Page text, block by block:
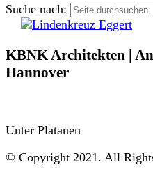
Suche nach:
KBNK Architekten |
Hannover
Unter Platanen
© Copyright 2021. All